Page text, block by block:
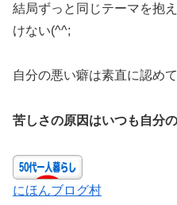
結局ずっと同じテーマを抱
けない(^^;
自分の悪い癖は素直に認め
苦しさの原因はいつも自分
にほんブログ村